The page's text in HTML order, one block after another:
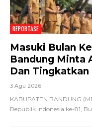
REPORTASE
Masuki Bulan
Bandung Minta
Dan Tingkatkan
3 Agu 2026
KABUPATEN BANDUNG
Republik Indonesia ke-81,